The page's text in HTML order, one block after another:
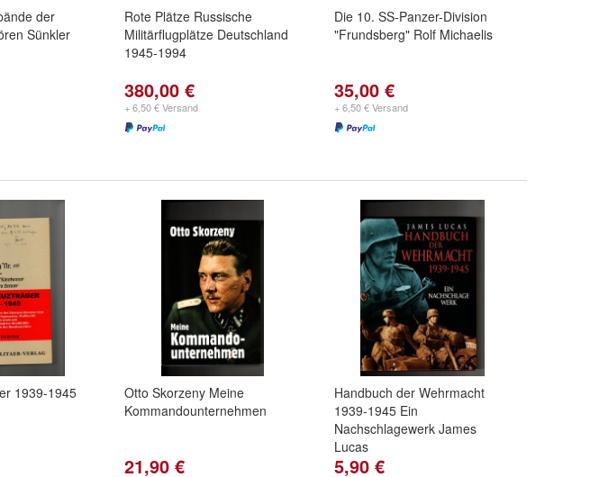
der
Sünkler
Rote Plätze Russische
Militärflugplätze Deutschland
1945-1994
380,00 €
+ 6,50 € Versand
Die 10. SS-Panzer-Division
"Frundsberg" Rolf Michaelis
35,00 €
+ 6,50 € Versand
1939-1945
Otto Skorzeny Meine
Kommandounternehmen
21,90 €
Handbuch der Wehrmacht
1939-1945 Ein
Nachschlagewerk James
Lucas
5,90 €